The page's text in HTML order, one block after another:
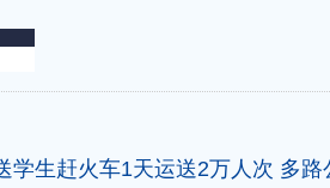
学生赶火车1天运送2万人次 多路